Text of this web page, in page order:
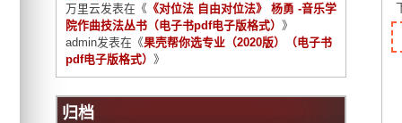
万里云发表在《 《对位法 自由对位法》 杨勇 -音乐学
院作曲技法丛书（电子书pdf电子版格式） 》
admin发表在《果壳帮你选专业（2020版）（电子书
pdf电子版格式） 》
归档